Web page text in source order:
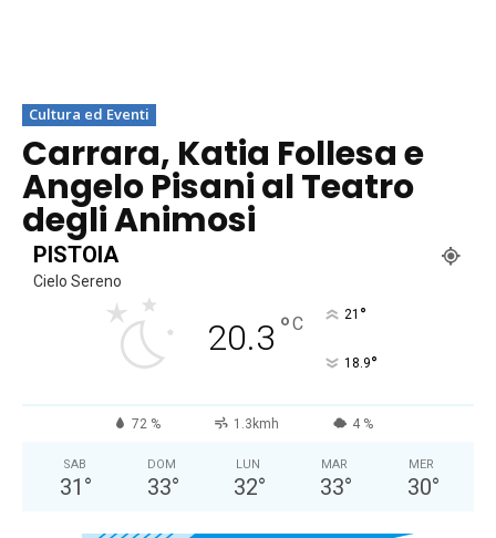
Cultura ed Eventi
Carrara, Katia Follesa e
Angelo Pisani al Teatro
degli Animosi
PISTOIA
Cielo Sereno
20.3 °C 21 °
18.9°
72 % 1.3kmh 4 %
SAB
31 °
DOM
33°
LUN
32°
MAR
33°
MER
30°